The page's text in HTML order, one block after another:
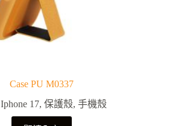
Case PU M0337
Iphone 17,保護殼,手機殼